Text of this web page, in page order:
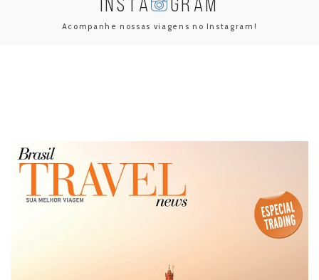
INSTA GRAM
Acompanhe nossas viagens no Instagram!